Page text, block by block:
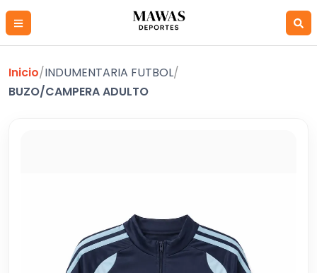
Inicio/INDUMENTARIA FUTBOL/
BUZO/CAMPERA ADULTO